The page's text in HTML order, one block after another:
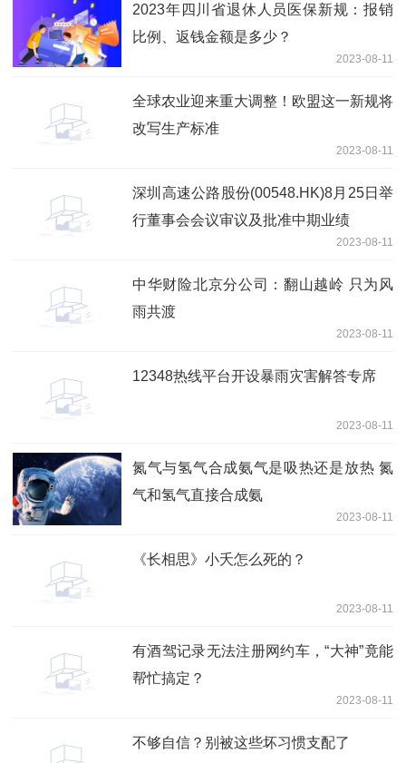
2023年四川省退休人员医保新规：报销
比例、返钱金额是多少？
2023-08-11
全球农业迎来重大调整！欧盟这一新规将
改写生产标准
2023-08-11
深圳高速公路股份(00548.HK)8月25日举
行董事会会议审议及批准中期业绩
2023-08-11
中华财险北京分公司：翻山越岭 只为风
雨共渡
2023-08-11
12348热线平台开设暴雨灾害解答专席
2023-08-11
氮气与氢气合成氨气是吸热还是放热 氮
气和氢气直接合成氨
2023-08-11
《长相思》小夭怎么死的？
2023-08-11
有酒驾记录无法注册网约车，“大神”竟能
帮忙搞定？
2023-08-11
不够自信？别被这些坏习惯支配了